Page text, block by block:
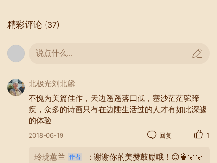
精彩评论 (37)
说点什么...
北极光刘北麟
不愧为美篇佳作，天边遥遥落曰低，塞沙茫茫驼蹄
疾，众多的诗画只有在边陲生活过的人才有如此深遽
的体验
2018-06-19 回复 1
玲珑蕙兰
：谢谢你的美赞鼓励哦！😊🍵🌹🌹